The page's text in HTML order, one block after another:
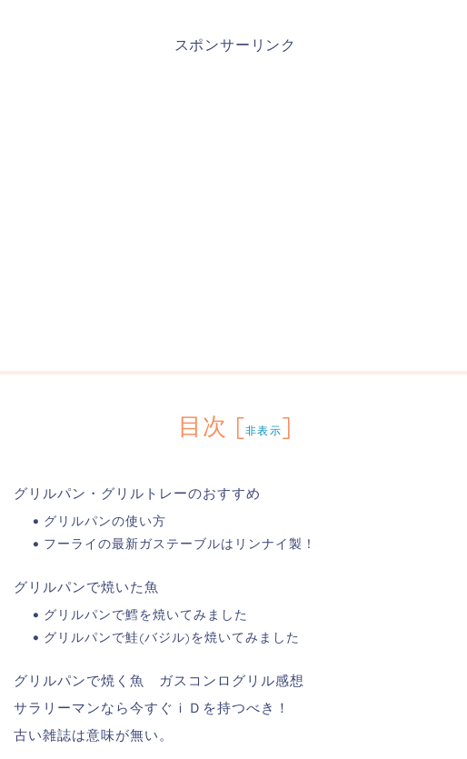
スポンサーリンク
目次 [非表示]
グリルパン・グリルトレーのおすすめ
グリルパンの使い方
フーライの最新ガステーブルはリンナイ製！
グリルパンで焼いた魚
グリルパンで鱈を焼いてみました
グリルパンで鮭(バジル)を焼いてみました
グリルパンで焼く魚 ガスコンログリル感想
サラリーマンなら今すぐｉＤを持つべき！
古い雑誌は意味が無い。